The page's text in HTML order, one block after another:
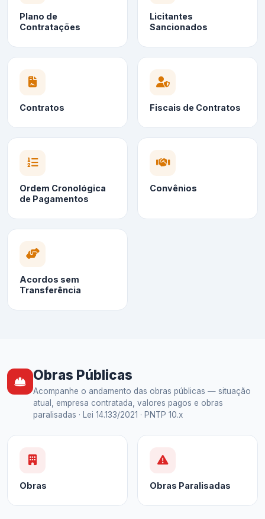
Plano de
Contratações
Licitantes
Sancionados
Contratos Fiscais de Contratos
Ordem Cronológica
de Pagamentos
Convênios
Acordos sem
Transferência
Obras Públicas
Acompanhe o andamento das obras públicas — situação
atual, empresa contratada, valores pagos e obras
paralisadas · Lei 14.133/2021 · PNTP 10.x
Obras Obras Paralisadas